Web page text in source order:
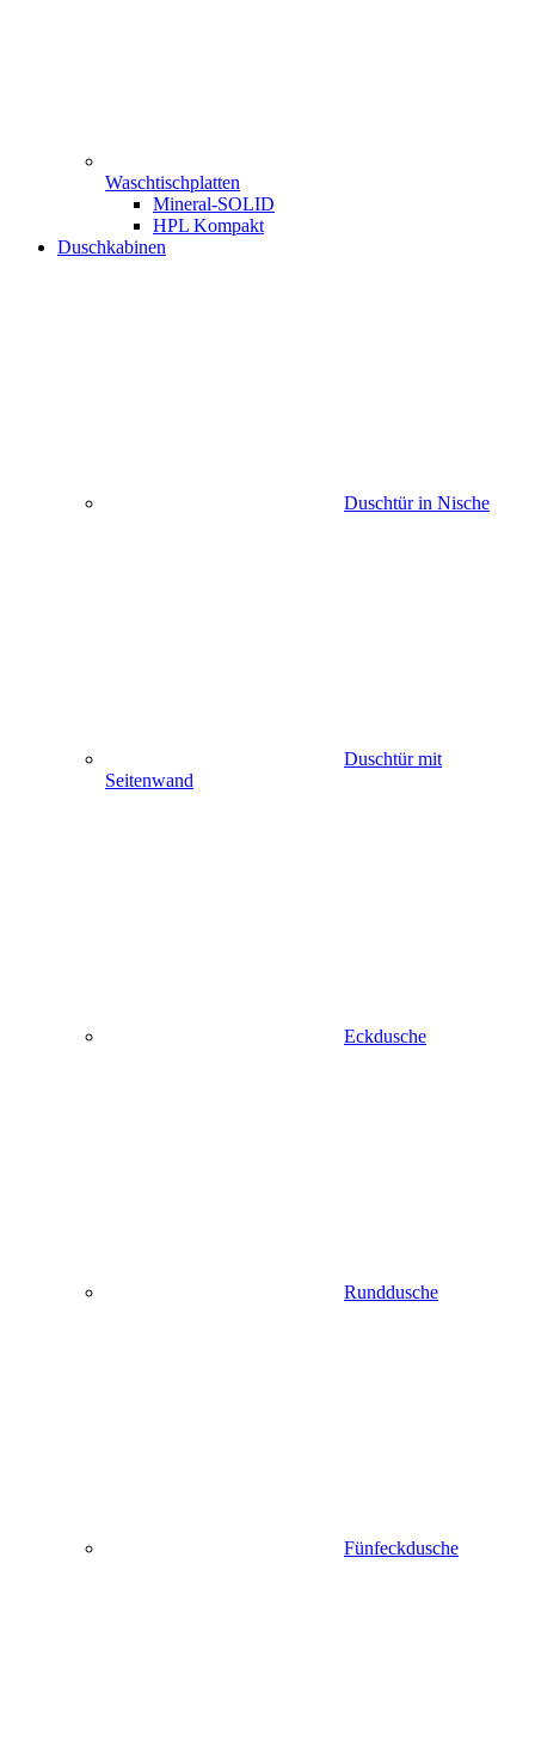
Waschtischplatten
Mineral-SOLID
HPL Kompakt
Duschkabinen
Duschtür in Nische
Duschtür mit
Seitenwand
Eckdusche
Runddusche
Fünfeckdusche